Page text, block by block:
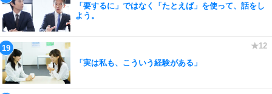
「要するに」ではなく「たとえば」を使って、話をし
よう。
「実は私も、こういう経験がある」